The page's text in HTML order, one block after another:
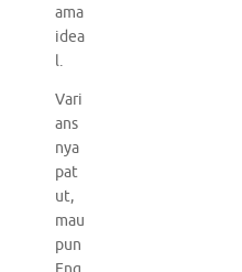
ama
idea
l.
Vari
ans
nya
pat
ut,
mau
pun